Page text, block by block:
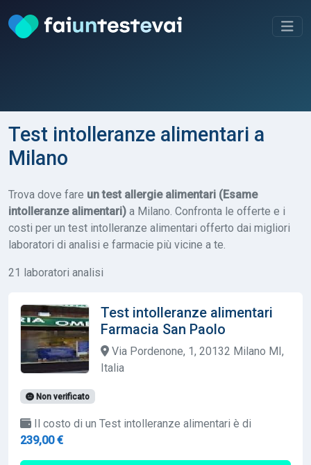
Test intolleranze alimentari a
Milano
Trova dove fare un test allergie alimentari (Esame
intolleranze alimentari) a Milano. Confronta le offerte e i
costi per un test intolleranze alimentari offerto dai migliori
laboratori di analisi e farmacie più vicine a te.
21 laboratori analisi
Test intolleranze alimentari
Farmacia San Paolo
Via Pordenone, 1, 20132 Milano MI,
Italia
Non verificato
Il costo di un Test intolleranze alimentari è di
239,00 €